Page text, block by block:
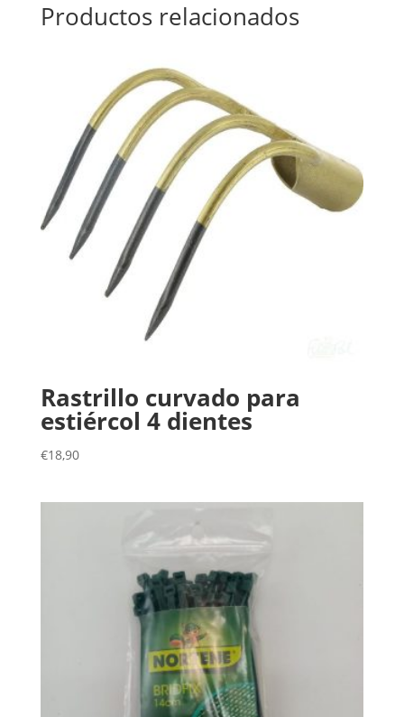
Productos relacionados
Rastrillo curvado para
estiércol 4 dientes
€18,90